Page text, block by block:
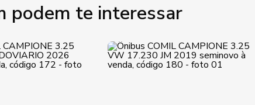
podem te interessar